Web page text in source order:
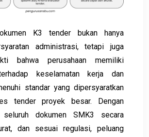
K3 tender bukan hanya
administrasi, tetapi juga
bahwa perusahaan memiliki
keselamatan kerja dan
standar yang dipersyaratkan
tender proyek besar. Dengan
seluruh dokumen SMK3 secara
dan sesuai regulasi, peluang